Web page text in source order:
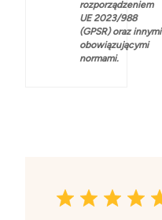
rozporządzeniem
UE 2023/988
(GPSR) oraz innymi
obowiązującymi
normami.